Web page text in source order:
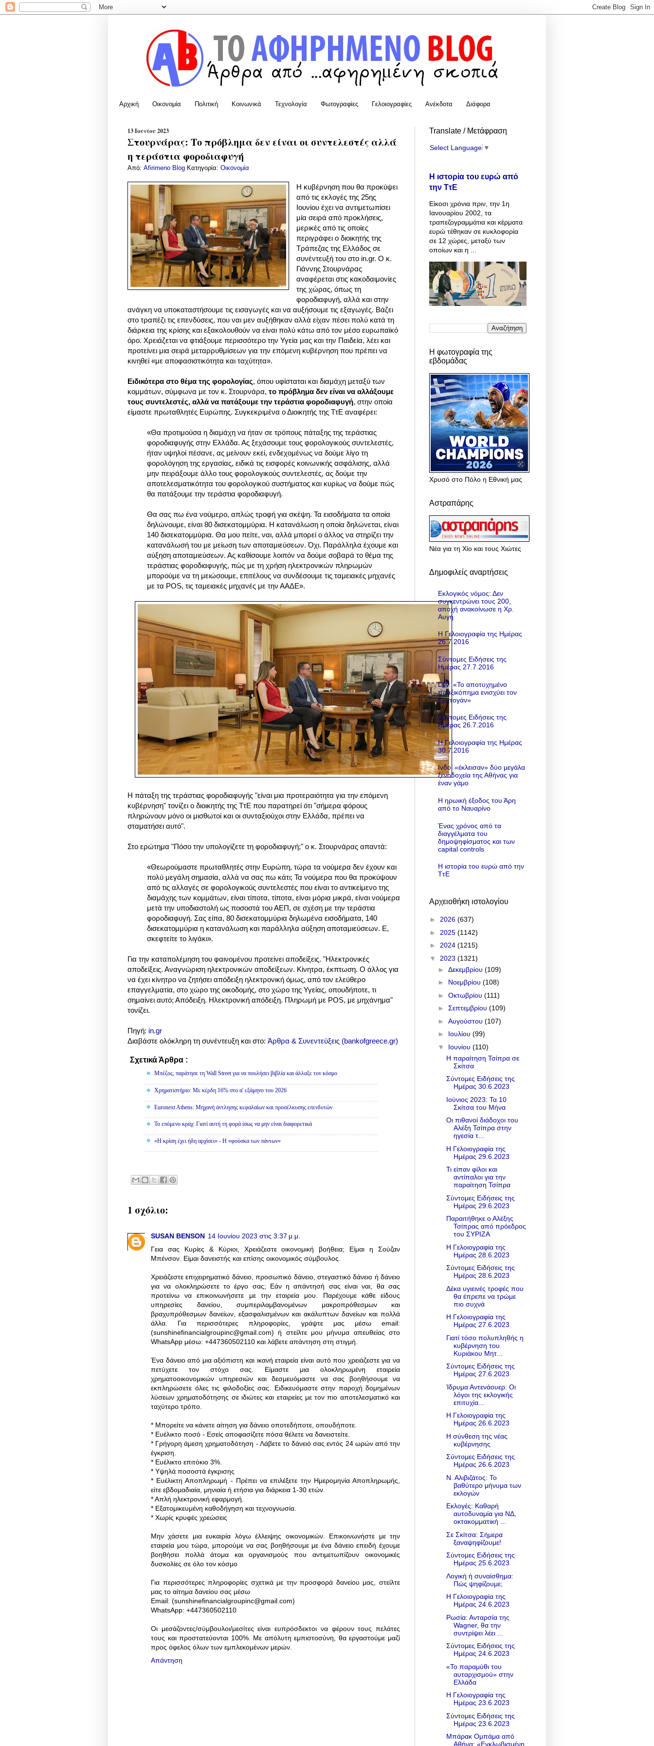
Αρχική Οικονομία Πολιτική Κοινωνικά Τεχνολογία Φωτογραφίες Γελοιογραφίες Ανέκδοτα Διάφορα
13 Ιουνίου 2023
Στουρνάρας: Το πρόβλημα δεν είναι οι συντελεστές αλλά
η τεράστια φοροδιαφυγή
Από: Afirimeno Blog Κατηγορία: Οικονομία
Η κυβέρνηση που θα προκύψει
από τις εκλογές της 25ης
Ιουνίου έχει να αντιμετωπίσει
μία σειρά από προκλήσεις,
μερικές από τις οποίες
περιγράφει ο διοικητής της
Τράπεζας της Ελλάδος σε
συνέντευξή του στο in.gr. O κ.
Γιάννης Στουρνάρας
αναφέρεται στις κακοδαιμονίες
της χώρας, όπως τη
φοροδιαφυγή, αλλά και στην
ανάγκη να υποκαταστήσουμε τις εισαγωγές και να αυξήσουμε τις εξαγωγές. Βάζει
στο τραπέζι τις επενδύσεις, που ναι μεν αυξήθηκαν αλλά είχαν πέσει πολύ κατά τη
διάρκεια της κρίσης και εξακολουθούν να είναι πολύ κάτω από τον μέσο ευρωπαϊκό
όρο. Χρειάζεται να φτιάξουμε περισσότερο την Υγεία μας και την Παιδεία, λέει και
προτείνει μια σειρά μεταρρυθμίσεων για την επόμενη κυβέρνηση που πρέπει να
κινηθεί «με αποφασιστικότητα και ταχύτητα».
Ειδικότερα στο θέμα της φορολογίας, όπου υφίσταται και διαμάχη μεταξύ των
κομμάτων, σύμφωνα με τον κ. Στουρνάρα, το πρόβλημα δεν είναι να αλλάξουμε
τους συντελεστές, αλλά να πατάξουμε την τεράστια φοροδιαφυγή, στην οποία
είμαστε πρωταθλητές Ευρώπης. Συγκεκριμένα ο Διοικητής της ΤτΕ αναφέρει:
«Θα προτιμούσα η διαμάχη να ήταν σε τρόπους πάταξης της τεράστιας
φοροδιαφυγής στην Ελλάδα. Ας ξεχάσουμε τους φορολογικούς συντελεστές,
ήταν υψηλοί πέσανε, ας μείνουν εκεί, ενδεχομένως να δούμε λίγο τη
φορολόγηση της εργασίας, ειδικά τις εισφορές κοινωνικής ασφάλισης, αλλά
μην πειράξουμε άλλο τους φορολογικούς συντελεστές, ας δούμε την
αποτελεσματικότητα του φορολογικού συστήματος και κυρίως να δούμε πώς
θα πατάξουμε την τεράστια φοροδιαφυγή.
Θα σας πω ένα νούμερο, απλώς τροφή για σκέψη. Τα εισοδήματα τα οποία
δηλώνουμε, είναι 80 δισεκατομμύρια. Η κατανάλωση η οποία δηλώνεται, είναι
140 δισεκατομμύρια. Θα μου πείτε, ναι, αλλά μπορεί ο άλλος να στηρίζει την
κατανάλωσή του με μείωση των αποταμιεύσεων. Όχι. Παράλληλα έχουμε και
αύξηση αποταμιεύσεων. Ας καθίσουμε λοιπόν να δούμε σοβαρά το θέμα της
τεράστιας φοροδιαφυγής, πώς με τη χρήση ηλεκτρονικών πληρωμών
μπορούμε να τη μειώσουμε, επιτέλους να συνδέσουμε τις ταμειακές μηχανές
με τα POS, τις ταμειακές μηχανές με την ΑΑΔΕ».
Η πάταξη της τεράστιας φοροδιαφυγής "είναι μια προτεραιότητα για την επόμενη
κυβέρνηση" τονίζει ο διοικητής της ΤτΕ που παρατηρεί ότι "σήμερα φόρους
πληρώνουν μόνο οι μισθωτοί και οι συνταξιούχοι στην Ελλάδα, πρέπει να
σταματήσει αυτό".
Στο ερώτημα "Πόσο την υπολογίζετε τη φοροδιαφυγή;" ο κ. Στουρνάρας απαντά:
«Θεωρούμαστε πρωταθλητές στην Ευρώπη, τώρα τα νούμερα δεν έχουν και
πολύ μεγάλη σημασία, αλλά να σας πω κάτι; Τα νούμερα που θα προκύψουν
από τις αλλαγές σε φορολογικούς συντελεστές που είναι το αντικείμενο της
διαμάχης των κομμάτων, είναι τίποτα, τίποτα, είναι μόρια μικρά, είναι νούμερα
μετά την υποδιαστολή ως ποσοστά του ΑΕΠ, σε σχέση με την τεράστια
φοροδιαφυγή. Σας είπα, 80 δισεκατομμύρια δηλωμένα εισοδήματα, 140
δισεκατομμύρια η κατανάλωση και παράλληλα αύξηση αποταμιεύσεων. Ε,
σκεφτείτε το λιγάκι».
Για την καταπολέμηση του φαινομένου προτείνει αποδείξεις. "Ηλεκτρονικές
αποδείξεις. Αναγνώριση ηλεκτρονικών αποδείξεων. Κίνητρα, έκπτωση. Ο άλλος για
να έχει κίνητρο να ζητήσει απόδειξη ηλεκτρονική όμως, από τον ελεύθερο
επαγγελματία, στο χώρο της οικοδομής, στο χώρο της Υγείας, οπουδήποτε, τι
σημαίνει αυτό; Απόδειξη. Ηλεκτρονική απόδειξη. Πληρωμή με POS, με μηχάνημα"
τονίζει.
Πηγή: in.gr
Διαβάστε ολόκληρη τη συνέντευξη και στο: Άρθρα & Συνεντεύξεις (bankofgreece.gr)
Σχετικά Άρθρα :
Μπέζος, παράτησε τη Wall Street για να πουλήσει βιβλία και άλλαξε τον κόσμο
Χρηματιστήριο: Με κέρδη 16% στο α' εξάμηνο του 2026
Euronext Athens: Μηχανή άντλησης κεφαλαίων και προσέλκυσης επενδυτών
To επόμενο κραχ: Γιατί αυτή τη φορά ίσως να μην είναι διαφορετικά
«Η κρίση έχει ήδη αρχίσει» - Η «φούσκα των πάντων»
1 σχόλιο:
SUSAN BENSON 14 Ιουνίου 2023 στις 3:37 μ.μ.
Γεια σας Κυρίες & Κύριοι, Χρειάζεστε οικονομική βοήθεια; Είμαι η Σούζαν
Μπένσον. Είμαι δανειστής και επίσης οικονομικός σύμβουλος.
Χρειάζεστε επιχειρηματικό δάνειο, προσωπικό δάνειο, στεγαστικό δάνειο ή δάνειο
για να ολοκληρώσετε το έργο σας; Εάν η απάντησή σας είναι ναι, θα σας
προτείνω να επικοινωνήσετε με την εταιρεία μου. Παρέχουμε κάθε είδους
υπηρεσίες δανείου, συμπεριλαμβανομένων μακροπρόθεσμων και
βραχυπρόθεσμων δανείων, εξασφαλισμένων και ακάλυπτων δανείων και πολλά
άλλα. Για περισσότερες πληροφορίες, γράψτε μας μέσω email:
(sunshinefinancialgroupinc@gmail.com) ή στείλτε μου μήνυμα απευθείας στο
WhatsApp μέσω: +447360502110 και λάβετε απάντηση στη στιγμή.
Ένα δάνειο από μια αξιόπιστη και ικανή εταιρεία είναι αυτό που χρειάζεστε για να
πετύχετε τον στόχο σας. Είμαστε μια ολοκληρωμένη εταιρεία
χρηματοοικονομικών υπηρεσιών και δεσμευόμαστε να σας βοηθήσουμε να
εκπληρώσετε όλες τις φιλοδοξίες σας. Ειδικευόμαστε στην παροχή δομημένων
λύσεων χρηματοδότησης σε ιδιώτες και εταιρείες με τον πιο αποτελεσματικό και
ταχύτερο τρόπο.
* Μπορείτε να κάνετε αίτηση για δάνειο οποτεδήποτε, οπουδήποτε.
* Ευέλικτο ποσό - Εσείς αποφασίζετε πόσα θέλετε να δανειστείτε.
* Γρήγορη άμεση χρηματοδότηση - Λάβετε το δάνειό σας εντός 24 ωρών από την
έγκριση.
* Ευέλικτο επιτόκιο 3%.
* Υψηλά ποσοστά έγκρισης
* Ευέλικτη Αποπληρωμή - Πρέπει να επιλέξετε την Ημερομηνία Αποπληρωμής,
είτε εβδομαδιαία, μηνιαία ή ετήσια για διάρκεια 1-30 ετών.
* Απλή ηλεκτρονική εφαρμογή.
* Εξατομικευμένη καθοδήγηση και τεχνογνωσία.
* Χωρίς κρυφές χρεώσεις
Μην χάσετε μια ευκαιρία λόγω έλλειψης οικονομικών. Επικοινωνήστε με την
εταιρεία μου τώρα, μπορούμε να σας βοηθήσουμε με ένα δάνειο επειδή έχουμε
βοηθήσει πολλά άτομα και οργανισμούς που αντιμετωπίζουν οικονομικές
δυσκολίες σε όλο τον κόσμο
Για περισσότερες πληροφορίες σχετικά με την προσφορά δανείου μας, στείλτε
μας το αίτημα δανείου σας μέσω
Email: (sunshinefinancialgroupinc@gmail.com)
WhatsApp: +447360502110
Οι μεσάζοντες/σύμβουλοι/μεσίτες είναι ευπρόσδεκτοι να φέρουν τους πελάτες
τους και προστατεύονται 100%. Με απόλυτη εμπιστοσύνη, θα εργαστούμε μαζί
προς όφελος όλων των εμπλεκομένων μερών.
Απάντηση
Translate / Μετάφραση
Select Language ▼
Η ιστορία του ευρώ από
την ΤτΕ
Είκοσι χρόνια πριν, την 1η
Ιανουαρίου 2002, τα
τραπεζογραμμάτια και κέρματα
ευρώ τέθηκαν σε κυκλοφορία
σε 12 χώρες, μεταξύ των
οποίων και η ...
Η φωτογραφία της
εβδομάδας
Χρυσό στο Πόλο η Εθνική μας
Αστραπάρης
Νέα για τη Χίο και τους Χιώτες
Δημοφιλείς αναρτήσεις
Εκλογικός νόμος: Δεν
συγκεντρώνει τους 200,
αποχή ανακοίνωσε η Χρ.
Αυγή
Η Γελοιογραφία της Ημέρας
26.7.2016
Σύντομες Ειδήσεις της
Ημέρας 27.7.2016
DW: «To αποτυχημένο
πραξικόπημα ενισχύει τον
Ερντογάν»
Σύντομες Ειδήσεις της
Ημέρας 26.7.2016
Η Γελοιογραφία της Ημέρας
30.7.2016
Ινδοί «έκλεισαν» δύο μεγάλα
ξενοδοχεία της Αθήνας για
έναν γάμο
Η ηρωική έξοδος του Άρη
από το Ναυαρίνο
Ένας χρόνος από τα
διαγγέλματα του
δημοψηφίσματος και των
capital controls
Η ιστορία του ευρώ από την
ΤτΕ
Αρχειοθήκη ιστολογίου
► 2026 (637)
► 2025 (1142)
► 2024 (1215)
▼ 2023 (1321)
► Δεκεμβρίου (109)
► Νοεμβρίου (108)
► Οκτωβρίου (111)
► Σεπτεμβρίου (109)
► Αυγούστου (107)
► Ιουλίου (99)
▼ Ιουνίου (110)
Η παραίτηση Τσίπρα σε
Σκίτσα
Σύντομες Ειδήσεις της
Ημέρας 30.6.2023
Ιούνιος 2023: Τα 10
Σκίτσα του Μήνα
Οι πιθανοί διάδοχοι του
Αλέξη Τσίπρα στην
ηγεσία τ...
Η Γελοιογραφία της
Ημέρας 29.6.2023
Τι είπαν φίλοι και
αντίπαλοι για την
παραίτηση Τσίπρα
Σύντομες Ειδήσεις της
Ημέρας 29.6.2023
Παραιτήθηκε ο Αλέξης
Τσίπρας από πρόεδρος
του ΣΥΡΙΖΑ
Η Γελοιογραφία της
Ημέρας 28.6.2023
Σύντομες Ειδήσεις της
Ημέρας 28.6.2023
Δέκα υγιεινές τροφές που
θα έπρεπε να τρώμε
πιο συχνά
Η Γελοιογραφία της
Ημέρας 27.6.2023
Γιατί τόσο πολυπληθής η
κυβέρνηση του
Κυριάκου Μητ...
Σύντομες Ειδήσεις της
Ημέρας 27.6.2023
Ίδρυμα Αντενάουερ: Οι
λόγοι της εκλογικής
επιτυχία...
Η Γελοιογραφία της
Ημέρας 26.6.2023
H σύνθεση της νέας
κυβέρνησης
Σύντομες Ειδήσεις της
Ημέρας 26.6.2023
Ν. Αλιβιζάτος: Το
βαθύτερο μήνυμα των
εκλογών
Εκλογές: Καθαρή
αυτοδυναμία για ΝΔ,
οκτακομματική ...
Σε Σκίτσα: Σήμερα
ξαναψηφίζουμε!
Σύντομες Ειδήσεις της
Ημέρας 25.6.2023
Λογική ή συναίσθημα:
Πώς ψηφίζουμε;
Η Γελοιογραφία της
Ημέρας 24.6.2023
Ρωσία: Ανταρσία της
Wagner, θα την
συντρίψει λέει ...
Σύντομες Ειδήσεις της
Ημέρας 24.6.2023
«Το παραμύθι του
αυταρχισμού» στην
Ελλάδα
Η Γελοιογραφία της
Ημέρας 23.6.2023
Σύντομες Ειδήσεις της
Ημέρας 23.6.2023
Μπάρακ Ομπάμα από
Αθήνα: «Εγκλωβισμένη